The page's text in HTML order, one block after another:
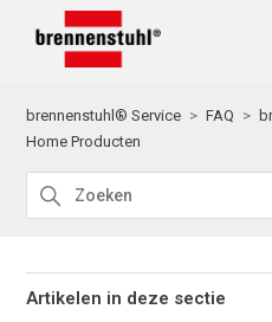
brennenstuhl® Service FAQ
Home Producten
Artikelen in deze sectie